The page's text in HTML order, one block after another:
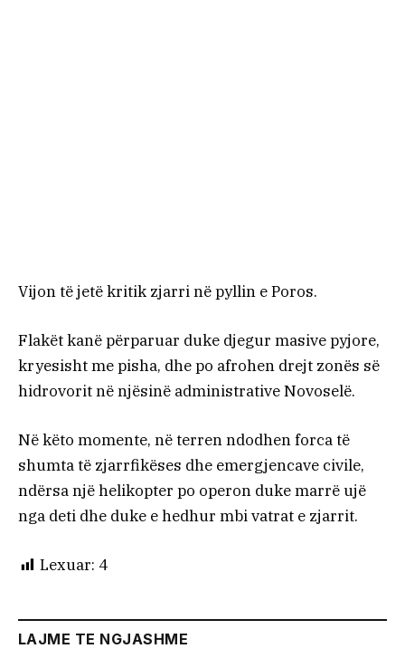
Vijon të jetë kritik zjarri në pyllin e Poros.
Flakët kanë përparuar duke djegur masive pyjore,
kryesisht me pisha, dhe po afrohen drejt zonës së
hidrovorit në njësinë administrative Novoselë.
Në këto momente, në terren ndodhen forca të
shumta të zjarrfikëses dhe emergjencave civile,
ndërsa një helikopter po operon duke marrë ujë
nga deti dhe duke e hedhur mbi vatrat e zjarrit.
Lexuar: 4
LAJME TE NGJASHME